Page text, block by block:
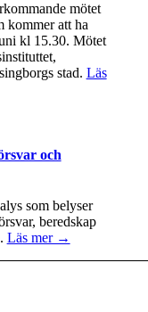
mötet
kommer att ha
kl 15.30. Mötet
stad. Läs
och
som belyser
beredskap
Läs mer →